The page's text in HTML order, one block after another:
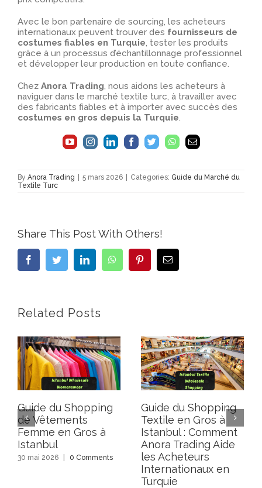
Avec le bon partenaire de sourcing, les acheteurs
internationaux peuvent trouver des fournisseurs de
costumes fiables en Turquie, tester les produits
grâce à un processus d’échantillonnage professionnel
et développer leur production en toute confiance.
Chez Anora Trading, nous aidons les acheteurs à
naviguer dans le marché textile turc, à travailler avec
des fabricants fiables et à importer avec succès des
costumes en gros depuis la Turquie.
By Anora Trading 5 mars 2026 Categories: Guide du Marché du
Textile Turc
Share This Post With Others!
FacebookTwitterLinkedIn WhatsAppPinterestEmail
Related Posts
Guide du Shopping
de Vêtements
Femme en Gros à
Istanbul
30 mai 2026 0 Comments
Guide du Shopping
Textile en Gros à
Istanbul : Comment
Anora Trading Aide
les Acheteurs
Internationaux en
Turquie